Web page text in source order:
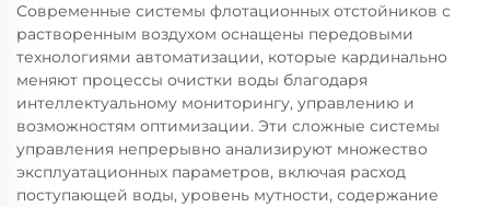
Современные системы флотационных отстойников с
растворенным воздухом оснащены передовыми
технологиями автоматизации, которые кардинально
меняют процессы очистки воды благодаря
интеллектуальному мониторингу, управлению и
возможностям оптимизации. Эти сложные системы
управления непрерывно анализируют множество
эксплуатационных параметров, включая расход
поступающей воды, уровень мутности, содержание